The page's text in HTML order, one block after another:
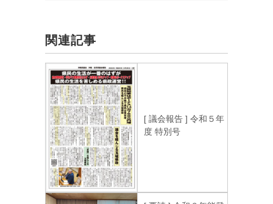
関連記事
[ 議会報告 ] 令和５年
度 特別号